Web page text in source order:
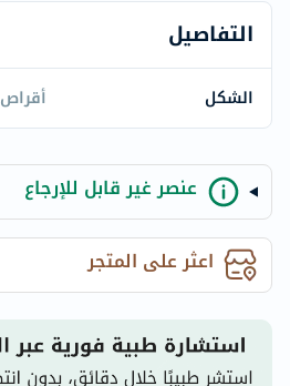
التفاصيل
الشكل أقراص
عنصر غير قابل للإرجاع
اعثر على المتجر